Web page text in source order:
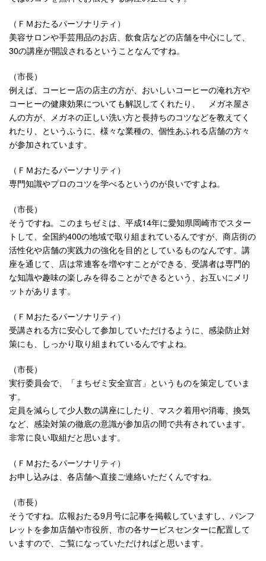
（ＦＭおたるパーソナリティ）
美容サロンや手芸用品のお店、飲食店などの店舗を中心にして、
30の講座が開設されるということなんですね。
（市長）
例えば、コーヒー店の店主の方が、おいしいコーヒーの淹れ方や
コーヒーの健康効果についても解説してくれたり、 メガネ屋さ
んの方が、メガネの正しい洗い方と長持ちのコツなどを教えてく
れたり、というふうに、様々な業種の、個性あふれる店舗の方々
が参加されています。
（ＦＭおたるパーソナリティ）
専門知識やプロのコツを学べるというのが良いですよね。
（市長）
そうですね。このまちゼミは、平成14年に愛知県岡崎市でスター
トして、全国約400の地域で取り組まれているんですが、商店街の
活性化や店舗の実践力の強化を目的としているものなんです。講
座を通じて、店は常連客を増やすことができる、受講者は専門的
な知識や趣味の楽しみを得ることができるという、お互いにメリ
ットがあります。
（ＦＭおたるパーソナリティ）
受講される方に安心して参加していただけるように、感染防止対
策にも、しっかり取り組まれているんですよね。
（市長）
実行委員会で、「まちゼミ安全宣言」というものを策定していま
す。
定員を減らして少人数の講座にしたり、マスク着用や消毒、換気
など、感染対策の徹底の意識が参加店の間で共有されています。
非常に良い取組だと思います。
（ＦＭおたるパーソナリティ）
お申し込みは、各店舗へ直接ご連絡いただくんですね。
（市長）
そうですね。広報おたる9月号に記事を掲載していますし、パンフ
レットを参加店舗や市役所、市の各サービスセンターに配置して
いますので、ご覧になっていただければと思います。